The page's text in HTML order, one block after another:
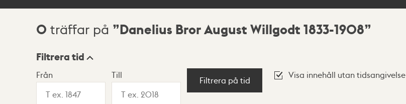
Sökresultat
0 träffar på Danelius Bror August Willgodt 1833-1908
Visningsläge
Filtrera tid
Från Till
Filtrera på tid
Visa innehåll utan tidsangivelse